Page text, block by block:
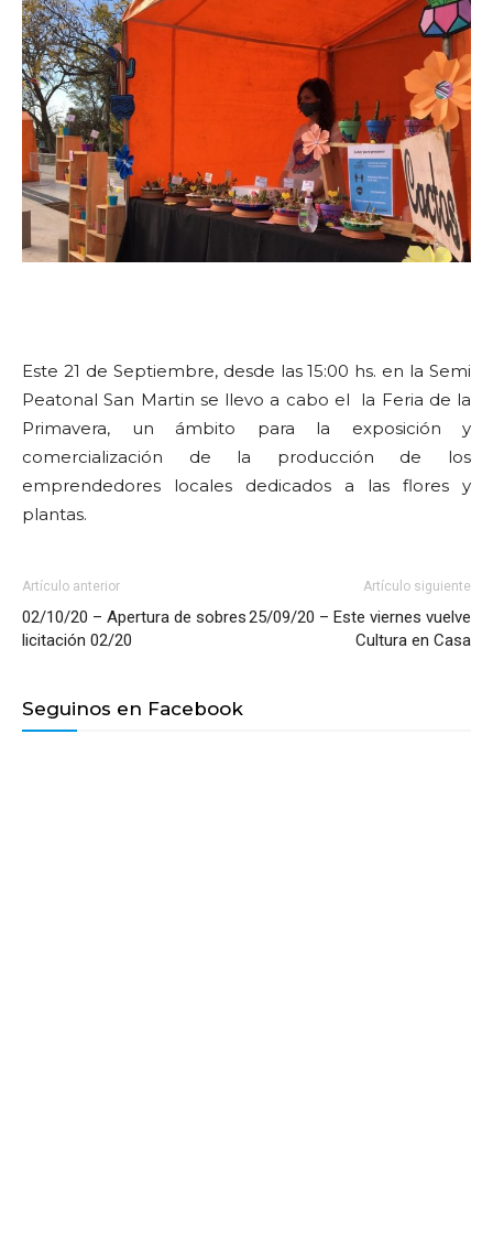
Este 21 de Septiembre, desde las 15:00 hs. en la Semi
Peatonal San Martin se llevo a cabo el la Feria de la
Primavera, un ámbito para la exposición y
comercialización de la producción de los
emprendedores locales dedicados a las flores y
plantas.
Artículo anterior
02/10/20 – Apertura de sobres
licitación 02/20
Artículo siguiente
25/09/20 – Este viernes vuelve
Cultura en Casa
Seguinos en Facebook